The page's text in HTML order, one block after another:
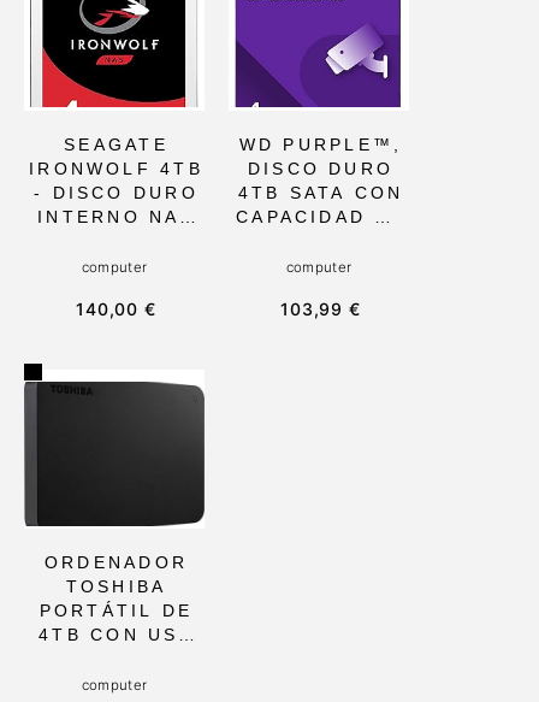
SMARTPHONES
, TABLETS,
MAC Y PC
WINDOWS
USO
PROFESIONAL
Y PERSONAL
SEAGATE
IRONWOLF 4TB
- DISCO DURO
INTERNO NAS
CACHÉ, 5900
6GB/S. IDEAL
ALMACENAMIE
NTO
CON 3 AÑOS
DE RESCUE
SERVICES
computer
140,00 €
WD PURPLE™,
DISCO DURO
4TB SATA CON
CAPACIDAD DE
COMPATIBLE
ORDENADORES
computer
103,99 €
ORDENADOR
TOSHIBA
PORTÁTIL DE
4TB CON USB
TECNOLOGÍA
computer